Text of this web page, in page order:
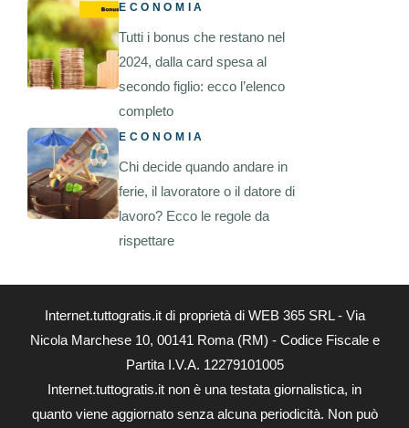
ECONOMIA
Tutti i bonus che restano nel
2024, dalla card spesa al
secondo figlio: ecco l’elenco
completo
ECONOMIA
Chi decide quando andare in
ferie, il lavoratore o il datore di
lavoro? Ecco le regole da
rispettare
Internet.tuttogratis.it di proprietà di WEB 365 SRL - Via
Nicola Marchese 10, 00141 Roma (RM) - Codice Fiscale e
Partita I.V.A. 12279101005
Internet.tuttogratis.it non è una testata giornalistica, in
quanto viene aggiornato senza alcuna periodicità. Non può